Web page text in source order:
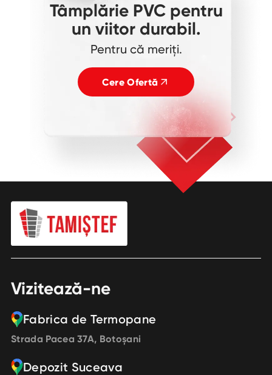
Tâmplărie PVC pentru
un viitor durabil.
Pentru că meriți.
Cere Ofertă
Vizitează-ne
Fabrica de Termopane
Strada Pacea 37A, Botoșani
Depozit Suceava